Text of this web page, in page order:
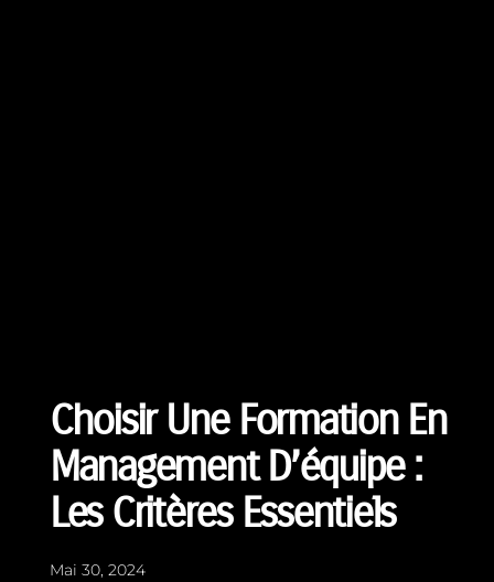
Choisir Une Formation En
Management D’équipe :
Les Critères Essentiels
Mai 30, 2024